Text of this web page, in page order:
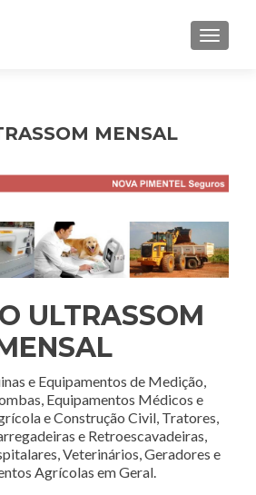
MENSAL
ULTRASSOM
e Equipamentos de Medição,
Equipamentos Médicos e
e Construção Civil, Tratores,
e Retroescavadeiras,
Veterinários, Geradores e
Agrícolas em Geral.